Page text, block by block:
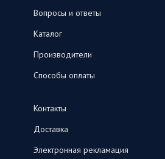
Вопросы и ответы
Каталог
Производители
Способы оплаты
Контакты
Доставка
Электронная рекламация